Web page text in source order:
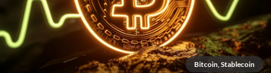
Bitcoin, Stablecoin